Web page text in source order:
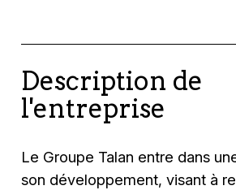
Description de
l'entreprise
Le Groupe Talan entre dans
son développement, visant à